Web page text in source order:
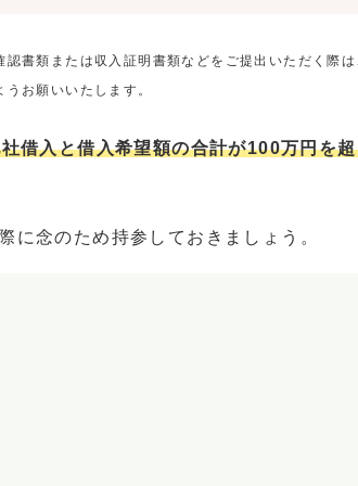
書類または収入証明書類などをご提出いただく際
お願いいたします。
借入と借入希望額の合計が100万円を
に念のため持参しておきましょう。